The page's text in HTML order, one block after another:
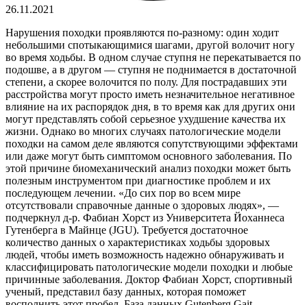
26.11.2021
Нарушения походки проявляются по-разному: один ходит
небольшими спотыкающимися шагами, другой волочит ногу
во время ходьбы. В одном случае ступня не перекатывается по
подошве, а в другом — ступня не поднимается в достаточной
степени, а скорее волочится по полу. Для пострадавших эти
расстройства могут просто иметь незначительное негативное
влияние на их распорядок дня, в то время как для других они
могут представлять собой серьезное ухудшение качества их
жизни. Однако во многих случаях патологические модели
походки на самом деле являются сопутствующими эффектами
или даже могут быть симптомом основного заболевания. По
этой причине биомеханический анализ походки может быть
полезным инструментом при диагностике проблем и их
последующем лечении. «До сих пор во всем мире
отсутствовали справочные данные о здоровых людях», —
подчеркнул д-р. Фабиан Хорст из Университета Йоханнеса
Гутенберга в Майнце (JGU). Требуется достаточное
количество данных о характеристиках ходьбы здоровых
людей, чтобы иметь возможность надежно обнаруживать и
классифицировать патологические модели походки и любые
причинные заболевания. Доктор Фабиан Хорст, спортивный
ученый, представил базу данных, которая поможет